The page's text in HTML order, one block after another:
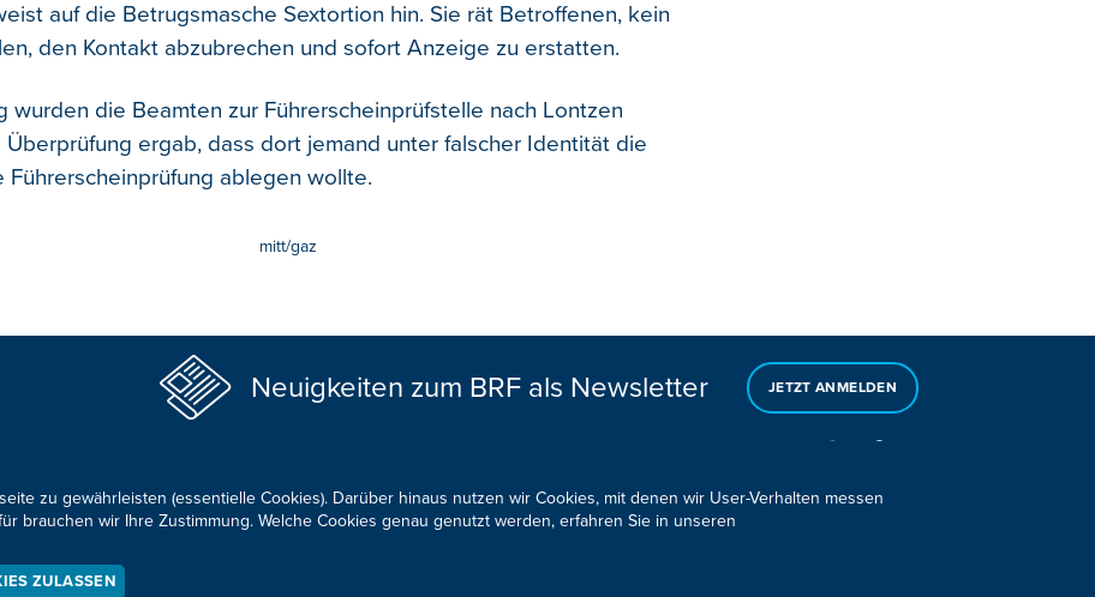
auf die Betrugsmasche Sextortion hin. Sie rät Betroffenen, kein
den Kontakt abzubrechen und sofort Anzeige zu erstatten.
wurden die Beamten zur Führerscheinprüfstelle nach Lontzen
Überprüfung ergab, dass dort jemand unter falscher Identität die
Führerscheinprüfung ablegen wollte.
mitt/gaz
Neuigkeiten zum BRF als Newsletter JETZT ANMELDEN
zu gewährleisten (essentielle Cookies). Darüber hinaus nutzen wir Cookies, mit denen wir User-Verhalten messen
brauchen wir Ihre Zustimmung. Welche Cookies genau genutzt werden, erfahren Sie in unseren
ZULASSEN